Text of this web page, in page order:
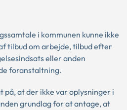
i kommunen kunne ikke
tilbud om arbejde, tilbud efter
eller anden
foranstaltning.
at der ikke var oplysninger i
grundlag for at antage, at